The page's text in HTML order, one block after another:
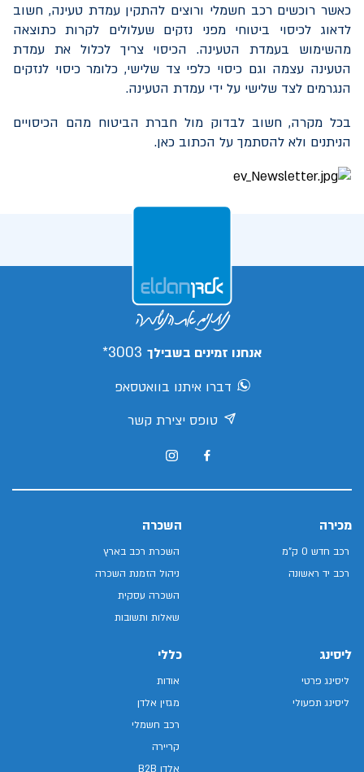
כאשר רוכשים רכב חשמלי ורוצים להתקין עמדת טעינה, חשוב
לדאוג לכיסוי ביטוחי מפני נזקים שעלולים לקרות כתוצאה
מהשימוש בעמדת הטעינה. הכיסוי צריך לכלול את עמדת
הטעינה עצמה וגם כיסוי כלפי צד שלישי, כלומר כיסוי לנזקים
הנגרמים לצד שלישי על ידי עמדת הטעינה.
בכל מקרה, חשוב לבדוק מול חברת הביטוח מהם הכיסויים
הניתנים ולא להסתמך על הכתוב כאן.
אנחנו זמינים בשבילך 3003*
דברו איתנו בוואטסאפ
טופס יצירת קשר
מכירה
רכב חדש 0 ק"מ
רכב יד ראשונה
השכרה
השכרת רכב בארץ
ניהול הזמנת השכרה
השכרה עסקית
שאלות ותשובות
ליסינג
ליסינג פרטי
ליסינג תפעולי
כללי
אודות
מגזין אלדן
רכב חשמלי
קריירה
אלדן B2B